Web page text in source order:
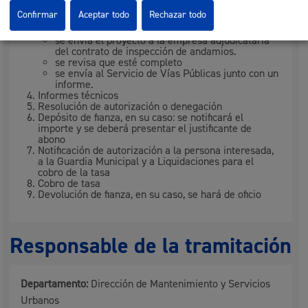
Registro de la solicitud y documentación
Subsanación de documentación, en su caso
En el caso de andamios mayores de 7m. altura:
se envía el proyecto a la empresa adjudicataria
del contrato de inspección de andamios.
se revisa que esté completo
se envía al Servicio de Vías Públicas junto con un
informe.
Informes técnicos
Resolución de autorización o denegación
Depósito de fianza, en su caso: se notificará el
importe y se deberá presentar el justificante de
abono
Notificación de autorización a la persona interesada,
a la Guardia Municipal y a Liquidaciones para el
cobro de la tasa
Cobro de tasa
Devolución de fianza, en su caso, se hará de oficio
Responsable de la tramitación
Departamento: Dirección de Mantenimiento y Servicios
Urbanos
Rechazar todo
Confirmar Aceptar todo